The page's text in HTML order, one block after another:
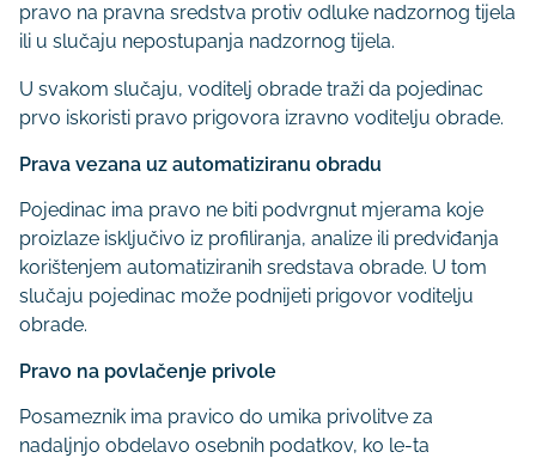
pravo na pravna sredstva protiv odluke nadzornog tijela
ili u slučaju nepostupanja nadzornog tijela.
U svakom slučaju, voditelj obrade traži da pojedinac
prvo iskoristi pravo prigovora izravno voditelju obrade.
Prava vezana uz automatiziranu obradu
Pojedinac ima pravo ne biti podvrgnut mjerama koje
proizlaze isključivo iz profiliranja, analize ili predviđanja
korištenjem automatiziranih sredstava obrade. U tom
slučaju pojedinac može podnijeti prigovor voditelju
obrade.
Pravo na povlačenje privole
Posameznik ima pravico do umika privolitve za
nadaljnjo obdelavo osebnih podatkov, ko le-ta